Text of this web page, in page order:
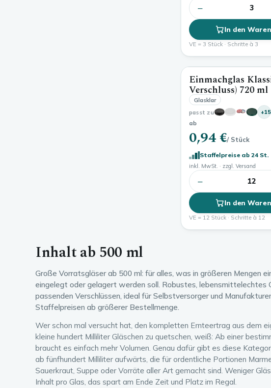
− 3
In den
VE = 3 Stück · Schritte à 3
Einmachglas
Verschluss) 720 ml
Glasklar
passt zu
+15
ab
0,94 €/ Stück
Staffelpreise ab 24 St.
inkl. MwSt. · zzgl. Versand
− 12
In den
VE = 12 Stück · Schritte à 12
Inhalt ab 500 ml
Große Vorratsgläser ab 500 ml: für alles, was in größeren Mengen
eingelegt oder gelagert werden soll. Robustes, lebensmittelechtes
passenden Verschlüssen, ideal für Selbstversorger und
Staffelpreisen ab größerer Bestellmenge.
Wer schon mal versucht hat, den kompletten Ernteertrag aus dem
kleine hundert Milliliter Gläschen zu quetschen, weiß: Ab einer
braucht es einfach mehr Volumen. Genau dafür gibt es diese
ab fünfhundert Milliliter aufwärts, die für ordentliche Portionen
Sauerkraut, Suppe oder Vorräte aller Art gemacht sind. Weniger
Inhalt pro Glas, das spart am Ende Zeit und Platz im Regal.